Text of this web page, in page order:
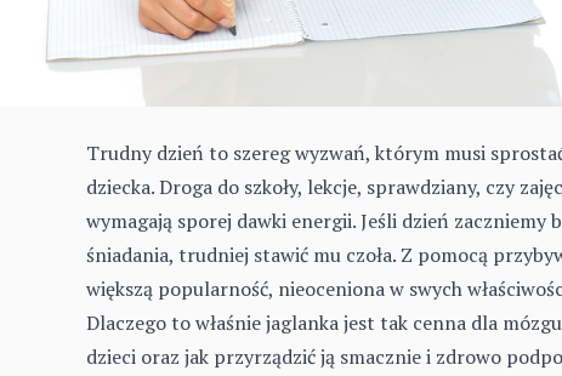
Trudny dzień to szereg wyzwań, którym musi
dziecka. Droga do szkoły, lekcje, sprawdziany, czy
wymagają sporej dawki energii. Jeśli dzień zaczniemy
śniadania, trudniej stawić mu czoła. Z pomocą
większą popularność, nieoceniona w swych
Dlaczego to właśnie jaglanka jest tak cenna dla
dzieci oraz jak przyrządzić ją smacznie i zdrowo